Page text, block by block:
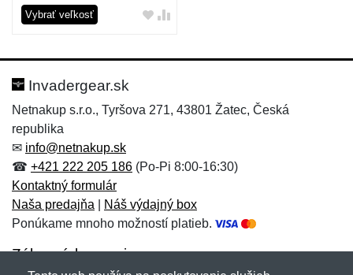
Vybrať veľkosť
Invadergear.sk
Netnakup s.r.o., Tyršova 271, 43801 Žatec, Česká
republika
✉ info@netnakup.sk
☎ +421 222 205 186 (Po-Pi 8:00-16:30)
Kontaktný formulár
Naša predajňa
Náš výdajný box
Ponúkame mnoho možností platieb.
Zákaznícky servis